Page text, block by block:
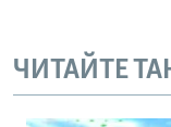
ЧИТАЙТЕ